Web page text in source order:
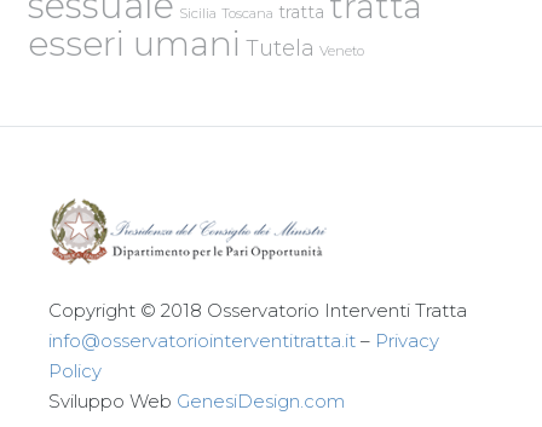
Sicilia Toscana tratta
esseri umani Tutela Veneto
Copyright © 2018 Osservatorio Interventi Tratta
info@osservatoriointerventitratta.it – Privacy
Policy
Sviluppo Web GenesiDesign.com